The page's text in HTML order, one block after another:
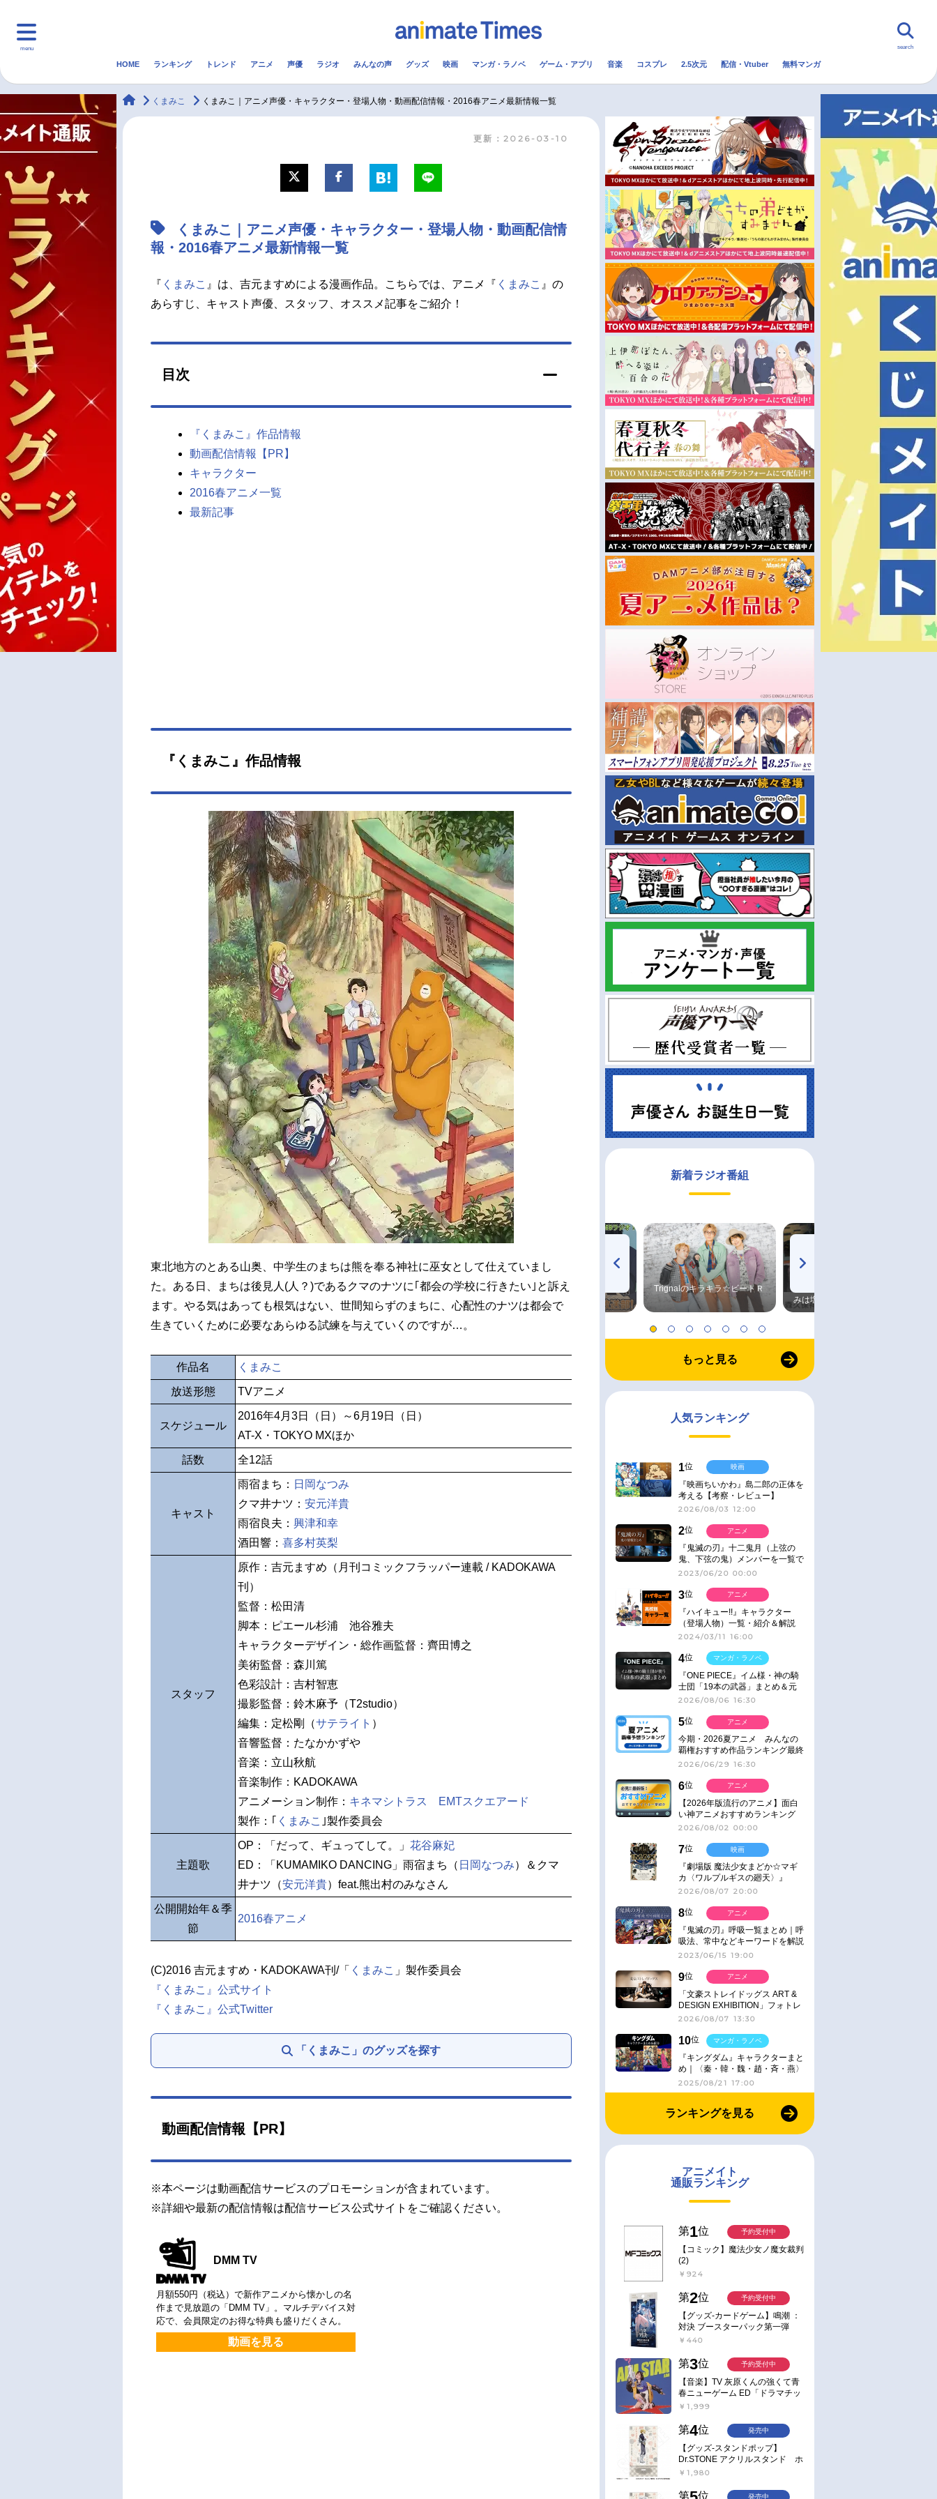
menu
マンガ・ラノベ 2.5次元 配信・Vtuber トレンド 無料マンガ
声優記事一覧
アニメ映画一覧
男性声優/女性声優一覧
今期アニメ曜日別一覧
夏アニメ
秋アニメ
冬アニメ
search
HOME ランキング トレンド アニメ 声優 ラジオ みんなの声 グッズ 映画 マンガ・ラノベ ゲーム・アプリ 音楽 コスプレ 2.5次元 配信・Vtuber 無料マンガ
animateTimes
くまみこ くまみこ｜アニメ声優・キャラクター・登場人物・動画配信情報・2016春アニメ最新情報一覧
更新：2026-03-10
くまみこ｜アニメ声優・キャラクター・登場人物・動画配信情
報・2016春アニメ最新情報一覧
『 くまみこ 』は、吉元ますめによる漫画作品。こちらでは、アニメ『 くまみこ 』の
あらすじ、キャスト声優、スタッフ、オススメ記事をご紹介！
目次
『くまみこ』作品情報
動画配信情報【PR】
キャラクター
2016春アニメ一覧
最新記事
『くまみこ』作品情報
東北地方のとある山奥、中学生のまちは熊を奉る神社に巫女として仕えていまし
た。ある日、まちは後見人(人？)であるクマのナツに｢都会の学校に行きたい｣と訴え
ます。やる気はあっても根気はない、世間知らずのまちに、心配性のナツは都会で
生きていくために必要なあらゆる試練を与えていくのですが…。
作品名 くまみこ
放送形態 TVアニメ
スケジュール
2016年4月3日（日）～6月19日（日）
AT-X・TOKYO MXほか
話数 全12話
キャスト
雨宿まち： 日岡なつみ
クマ井ナツ： 安元洋貴
雨宿良夫： 興津和幸
酒田響： 喜多村英梨
スタッフ
原作：吉元ますめ（月刊コミックフラッパー連載 / KADOKAWA
刊）
監督：松田清
脚本：ピエール杉浦 池谷雅夫
キャラクターデザイン・総作画監督：齊田博之
美術監督：森川篤
色彩設計：吉村智恵
撮影監督：鈴木麻予（T2studio）
編集：定松剛（サテライト ）
音響監督：たなかかずや
音楽：立山秋航
音楽制作：KADOKAWA
アニメーション制作： キネマシトラス
EMTスクエアード
製作：｢ くまみこ ｣製作委員会
主題歌
OP：「だって、ギュってして。」 花谷麻妃
ED：「KUMAMIKO DANCING」雨宿まち（ 日岡なつみ）＆クマ
井ナツ（安元洋貴）feat.熊出村のみなさん
公開開始年＆季
節
2016春アニメ
(C)2016 吉元ますめ・KADOKAWA刊/「 くまみこ 」製作委員会
『くまみこ』公式サイト
『くまみこ』公式Twitter
「くまみこ」のグッズを探す
動画配信情報【PR】
※本ページは動画配信サービスのプロモーションが含まれています。
※詳細や最新の配信情報は配信サービス公式サイトをご確認ください。
DMM TV
月額550円（税込）で新作アニメから懐かしの名
作まで見放題の「DMM TV」。マルチデバイス対
応で、会員限定のお得な特典も盛りだくさん。
動画を見る
新着ラジオ番組
TVアニメ『戦隊大失格』
radio 大直会 2nd season
ハイキュー!! 烏野高校放送部! Trignalのキラキラ☆ビートＲ
みは塩だけ
もっと見る
人気ランキング
1位
『映画ちいかわ』島二郎の正体を
考える【考察・レビュー】
2026/08/03 12:00
映画
2位
『鬼滅の刃』十二鬼月（上弦の
鬼、下弦の鬼）メンバーを一覧で
紹介＆解説（登場鬼の情報まと
2023/06/20 00:00
アニメ
3位
『ハイキュー!!』キャラクター
（登場人物）一覧・紹介＆解説
2024/03/11 16:00
アニメ
4位
『ONE PIECE』イム様・神の騎
士団「19本の武器」まとめ＆元
ネタ
2026/08/06 16:30
マンガ・ラノベ
5位
今期・2026夏アニメ みんなの
覇権おすすめ作品ランキング最終
結果発表！
2026/06/29 16:30
アニメ
6位
【2026年版流行のアニメ】面白
い神アニメおすすめランキング
【名作・話題作】｜ジャンル別人
2026/08/02 00:00
アニメ
7位
『劇場版 魔法少女まどか☆マギ
カ〈ワルプルギスの廻天〉』
IMAX同時公開決定
2026/08/07 20:00
映画
8位
『鬼滅の刃』呼吸一覧まとめ｜呼
吸法、常中などキーワードを解説
2023/06/15 19:00
アニメ
9位
「文豪ストレイドッグス ART &
DESIGN EXHIBITION」フォトレ
ポート
2026/08/07 13:30
アニメ
10位
『キングダム』キャラクターまと
め｜〈秦・韓・魏・趙・斉・燕〉
2025/08/21 17:00
マンガ・ラノベ
ランキングを見る
アニメイト
通販ランキング
第1位
【コミック】魔法少女ノ魔女裁判
(2)
￥924
予約受付中
第2位
【グッズ-カードゲーム】鳴潮 ：
対決 ブースターパック第一弾
【ポイント2倍】
￥440
予約受付中
第3位
【音楽】TV 灰原くんの強くて青
春ニューゲーム ED「ドラマチッ
ク逃避行」収録シングル AIM
￥1,999
予約受付中
第4位
【グッズ-スタンドポップ】
Dr.STONE アクリルスタンド ホ
ワイマンといっしょver. スタン
￥1,980
発売中
第 位 発売中